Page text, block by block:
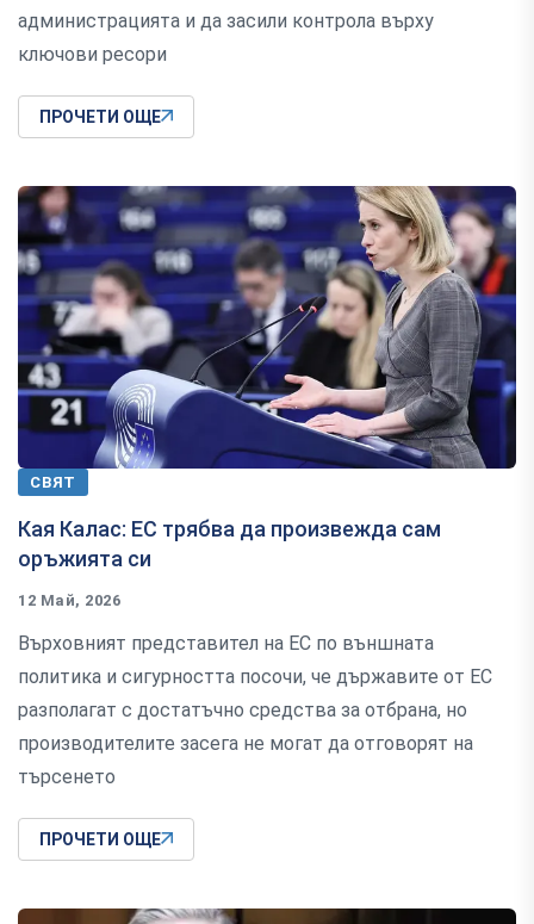
администрацията и да засили контрола върху
ключови ресори
ПРОЧЕТИ ОЩЕ
СВЯТ
Кая Калас: ЕС трябва да произвежда сам
оръжията си
12 Май, 2026
Върховният представител на ЕС по външната
политика и сигурността посочи, че държавите от ЕС
разполагат с достатъчно средства за отбрана, но
производителите засега не могат да отговорят на
търсенето
ПРОЧЕТИ ОЩЕ